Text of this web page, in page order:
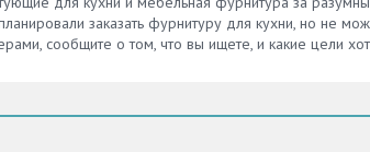
доставкой. Мы
действительно выгодные
Цена на кухонный цоколь
с нами, чтобы заказать
заказать фурнитуру для кухни, но не
сообщите о том, что вы ищете, и какие цели